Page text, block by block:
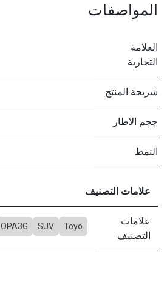
المواصفات
العلامة
التجارية
شريحة المنتج
ججم الاطار
النمط
علامات التصنيف
علامات
التصنيف
Toyo
SUV
OPA3G